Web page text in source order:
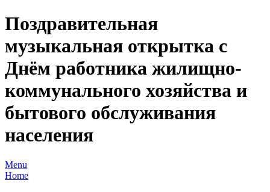
Поздравительная
музыкальная открытка с
Днём работника жилищно-
коммунального хозяйства и
бытового обслуживания
населения
Menu
Home